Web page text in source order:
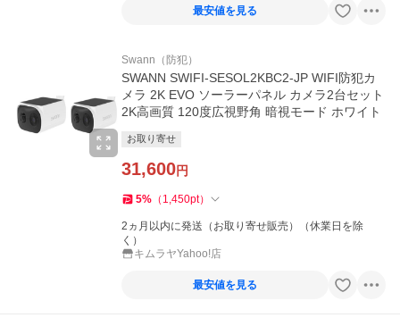
最安値を見る
Swann（防犯）
SWANN SWIFI-SESOL2KBC2-JP WIFI防犯カ
メラ 2K EVO ソーラーパネル カメラ2台セット
2K高画質 120度広視野角 暗視モード ホワイト
お取り寄せ
31,600円
5% （ 1,450pt）
2ヵ月以内に発送（お取り寄せ販売）（休業日を除
く）
キムラヤYahoo!店
最安値を見る